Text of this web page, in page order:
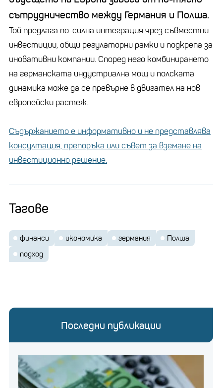
сътрудничество между Германия и Полша.
Той предлага по-силна интеграция чрез съвместни
инвестиции, общи регулаторни рамки и подкрепа за
иновативни компании. Според него комбинирането
на германската индустриална мощ и полската
динамика може да се превърне в двигател на нов
европейски растеж.
Съдържанието е информативно и не представлява
консултация, препоръка или съвет за вземане на
инвестиционно решение.
Тагове
финанси икономика германия
Полша
подход
Последни публикации